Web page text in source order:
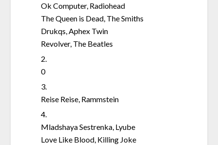
Ok Computer, Radiohead
The Queen is Dead, The Smiths
Drukqs, Aphex Twin
Revolver, The Beatles
2.
0
3.
Reise Reise, Rammstein
4.
Mladshaya Sestrenka, Lyube
Love Like Blood, Killing Joke